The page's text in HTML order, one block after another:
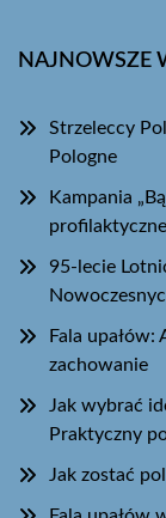
NAJNOWSZE
Strzeleccy
Pologne
Kampania
profilaktyczne
95-lecie
Fala
zachowanie
Jak wybrać
Praktyczny
Jak zostać